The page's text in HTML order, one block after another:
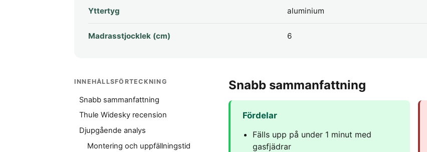
Yttertyg aluminium
Madrasstjocklek (cm) 6
INNEHÅLLSFÖRTECKNING
Snabb sammanfattning
Thule Widesky recension
Djupgående analys
Montering och uppfällningstid
Snabb sammanfattning
Fördelar
Fälls upp på under 1 minut med
gasfjädrar